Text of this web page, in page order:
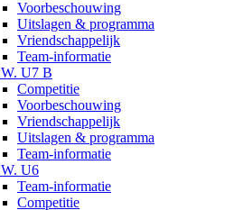
Voorbeschouwing
Uitslagen & programma
Vriendschappelijk
Team-informatie
U7 B
Competitie
Voorbeschouwing
Vriendschappelijk
Uitslagen & programma
Team-informatie
U6
Team-informatie
Competitie